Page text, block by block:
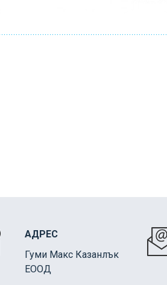
АДРЕС
Гуми Макс Казанлък
ЕООД